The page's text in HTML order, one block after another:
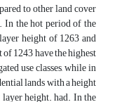
to other land cover
In the hot period of the
height of 1263 and
1243 have the highest
use classes, while in
lands with a height
height. had. In the